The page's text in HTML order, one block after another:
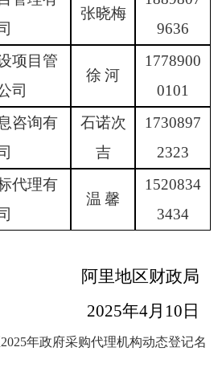
张晓梅
9636
项目管
司
徐 河
1778900
0101
咨询有
石诺次
吉
1730897
2323
代理有
温 馨
1520834
3434
阿里地区财政局
2025年4月 10 日
年政府采购代理机构动态登记名